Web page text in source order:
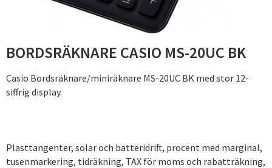
BORDSRÄKNARE CASIO MS-20UC BK
Casio Bordsräknare/miniräknare MS-20UC BK med stor 12-
siffrig display.
Plasttangenter, solar och batteridrift, procent med marginal,
tusenmarkering, tidräkning, TAX för moms och rabatträkning,